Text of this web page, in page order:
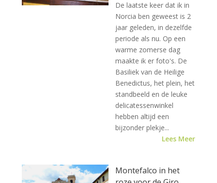
De laatste keer dat ik in
Norcia ben geweest is 2
jaar geleden, in dezelfde
periode als nu. Op een
warme zomerse dag
maakte ik er foto's. De
Basiliek van de Heilige
Benedictus, het plein, het
standbeeld en de leuke
delicatessenwinkel
hebben altijd een
bijzonder plekje...
Lees Meer
Montefalco in het